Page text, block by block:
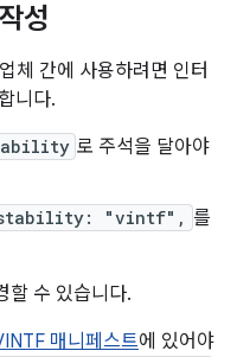
성
체 간에 사용하려면 인터
니다.
로 주석을 달아야
"vintf", 를
할 수 있습니다.
매니페스트에 있어야